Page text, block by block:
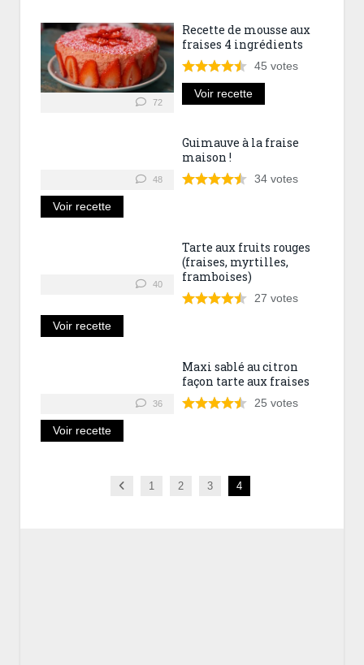
72
Recette de mousse aux
fraises 4 ingrédients
45 votes
Voir recette
48
Guimauve à la fraise
maison !
34 votes
Voir recette
40
Tarte aux fruits rouges
(fraises, myrtilles,
framboises)
27 votes
Voir recette
36
Maxi sablé au citron
façon tarte aux fraises
25 votes
Voir recette
Previous
1 2 3 4